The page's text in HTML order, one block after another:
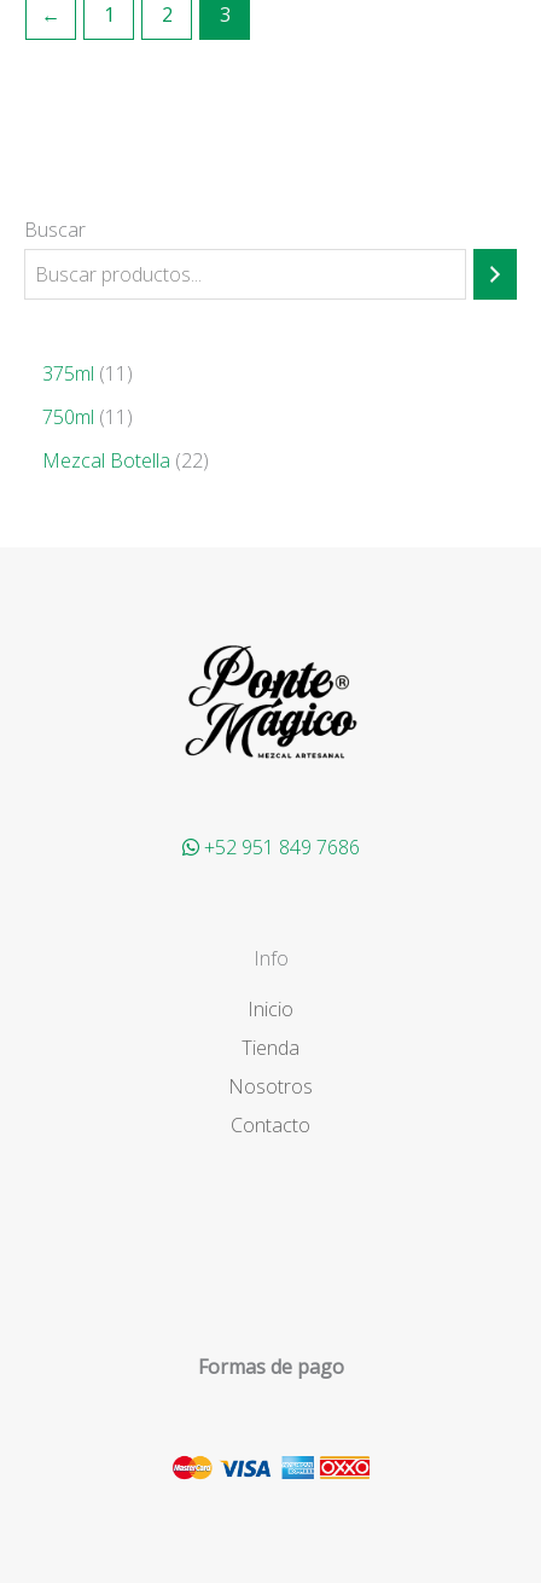
Buscar
375ml 11
750ml 11
Mezcal Botella 22
← 1 2 3
+52 951 849 7686
Info
Inicio
Tienda
Nosotros
Contacto
Formas de pago